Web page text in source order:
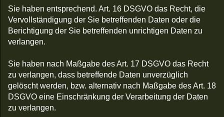
Sie haben entsprechend. Art. 16 DSGVO das Recht, die
Vervollständigung der Sie betreffenden Daten oder die
Berichtigung der Sie betreffenden unrichtigen Daten zu
verlangen.
Sie haben nach Maßgabe des Art. 17 DSGVO das Recht
zu verlangen, dass betreffende Daten unverzüglich
gelöscht werden, bzw. alternativ nach Maßgabe des Art. 18
DSGVO eine Einschränkung der Verarbeitung der Daten
zu verlangen.